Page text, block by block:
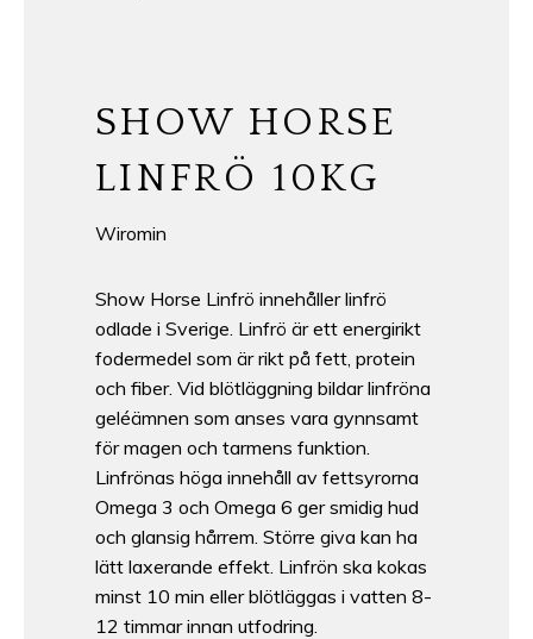
SHOW HORSE
LINFRÖ 10KG
Wiromin
Show Horse Linfrö innehåller linfrö
odlade i Sverige. Linfrö är ett energirikt
fodermedel som är rikt på fett, protein
och fiber. Vid blötläggning bildar linfröna
geléämnen som anses vara gynnsamt
för magen och tarmens funktion.
Linfrönas höga innehåll av fettsyrorna
Omega 3 och Omega 6 ger smidig hud
och glansig hårrem. Större giva kan ha
lätt laxerande effekt. Linfrön ska kokas
minst 10 min eller blötläggas i vatten 8-
12 timmar innan utfodring.